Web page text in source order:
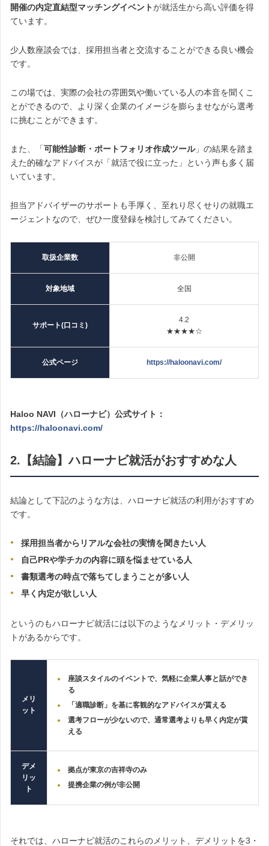
開催の内定直結型マッチングイベントが就活生から高い評価を得
ています。
少人数座談会では、採用担当者と交流することができる良い機会
です。
この場では、実際の会社の雰囲気や働いている人の本音を聞くこ
とができるので、より深く企業のイメージを膨らませながら選考
に挑むことができます。
また、 「可能性診断・ポートフォリオ作成ツール」 の結果を踏ま
えた的確なアドバイスが「就活で役に立った」という声も多く届
いています。
担当アドバイザーのサポートも手厚く、至れり尽くせりの就職エ
ージェントなので、ぜひ一度登録を検討してみてください。
取扱企業数 非公開
対象地域 全国
サポート(口コミ)
4.2
★★★★☆
公式ページ https://haloonavi.com/
Haloo NAVI（ハローナビ）公式サイト：
https://haloonavi.com/
2.【結論】ハローナビ就活がおすすめな人
結論として下記のような方は、ハローナビ就活の利用がおすすめ
です。
採用担当者からリアルな会社の実情を聞きたい人
自己PRや学チカの内容に頭を悩ませている人
書類選考の時点で落ちてしまうことが多い人
早く内定が欲しい人
というのもハローナビ就活には以下のようなメリット・デメリッ
トがあるからです。
メリ
ット
座談スタイルのイベントで、気軽に企業人事と話ができ
る
「適職診断」を基に客観的なアドバイスが貰える
選考フローが少ないので、通常選考よりも早く内定が貰
える
デメ
リッ
ト
拠点が東京の吉祥寺のみ
提携企業の例が非公開
それでは、ハローナビ就活のこれらのメリット、デメリットを3・